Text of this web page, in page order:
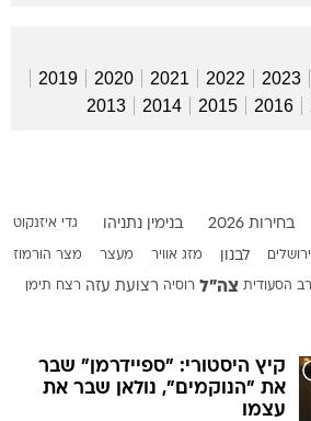
2023
2022
2021
2020
2019
2016
2015
2014
2013
בחירות 2026 בנימין נתניהו גדי איזנקוט
ירושלים לבנון מזג אוויר מעצר מצר הורמוז
הסעודית צה"ל רוסיה רצועת עזה רצח תימן
קיץ היסטורי: "ספיידרמן" שבר
את "הנוקמים", נולאן שבר את
עצמו